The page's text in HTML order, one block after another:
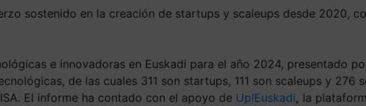
sostenido en la creación de startups y scaleups desde 2020,
e innovadoras en Euskadi para el año 2024, presentado
de las cuales 311 son startups, 111 son scaleups y
El informe ha contado con el apoyo de Up!Euskadi, la